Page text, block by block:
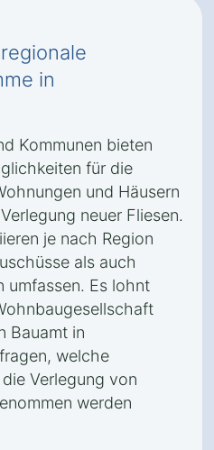
in
Kommunen bieten
für die
und Häusern
neuer Fliesen.
je nach Region
als auch
umfassen. Es lohnt
Bauamt in
welche
Verlegung von
werden